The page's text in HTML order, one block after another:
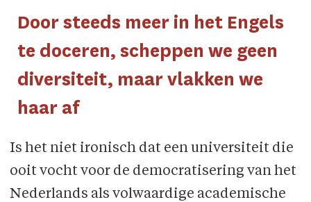
Door steeds meer in het Engels
te doceren, scheppen we geen
diversiteit, maar vlakken we
haar af
Is het niet ironisch dat een universiteit die
ooit vocht voor de democratisering van het
Nederlands als volwaardige academische